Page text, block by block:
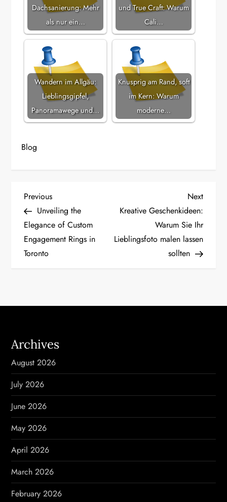
Dachsanierung: Mehr
als nur ein…
und True Craft: Warum
Cali…
Wandern im Allgäu:
Lieblingsgipfel,
Panoramawege und…
Knusprig am Rand, soft
im Kern: Warum
moderne…
Blog
P
o
s
a
v
i
g
a
t
i
o
n
Previous
Post
Previous
Unveiling the
Elegance of Custom
Engagement Rings in
Toronto
Next
Post
Next
Kreative Geschenkideen:
Warum Sie Ihr
Lieblingsfoto malen lassen
sollten
Archives
August 2026
July 2026
June 2026
May 2026
April 2026
March 2026
February 2026